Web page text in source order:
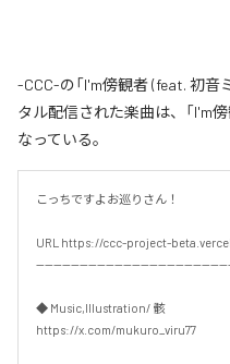
-CCC-の「I'm傍観者 (feat. 初音
タル配信された楽曲は、「I'm
なっている。
こっちですよお巡りさん！
URL https://ccc-project-
◆ Music,Illustration/ 骸
https://x.com/mukuro_viru77